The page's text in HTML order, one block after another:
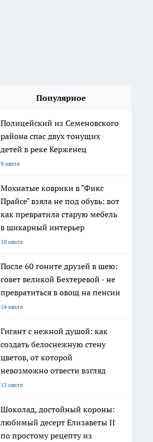
Популярное
Полицейский из Семеновского
района спас двух тонущих
детей в реке Керженец
9 июля
Мохнатые коврики в "Фикс
Прайсе" взяла не под обувь: вот
как превратила старую мебель
в шикарный интерьер
10 июля
После 60 гоните друзей в шею:
совет великой Бехтеревой - не
превратиться в овощ на пенсии
14 июля
Гигант с нежной душой: как
создать белоснежную стену
цветов, от которой
невозможно отвести взгляд
13 июля
Шоколад, достойный короны:
любимый десерт Елизаветы II
по простому рецепту из